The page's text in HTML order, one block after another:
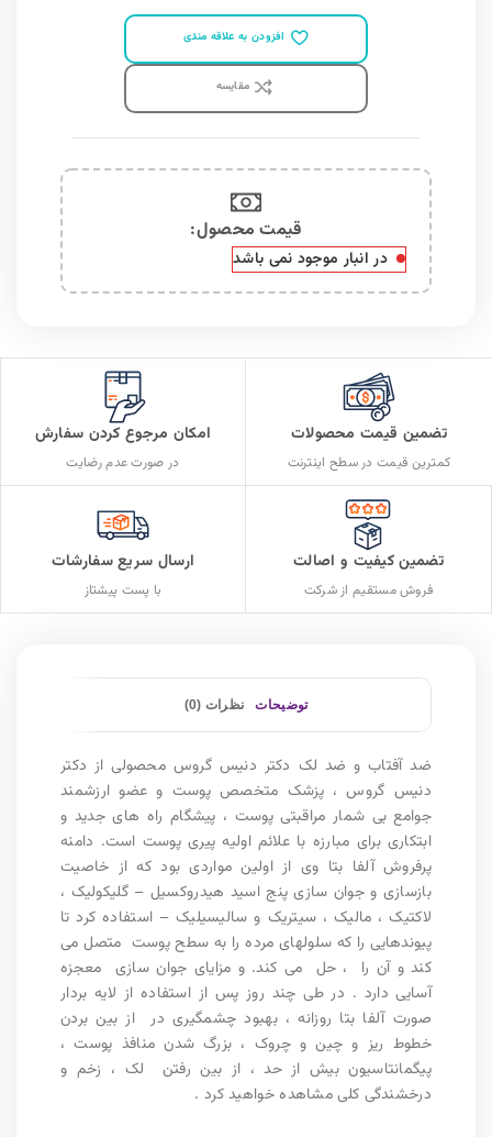
افزودن به علاقه مندی
مقايسه
قیمت محصول:​
در انبار موجود نمی باشد
تضمین قیمت محصولات
کمترین قیمت در سطح اینترنت
امکان مرجوع کردن سفارش
در صورت عدم رضایت
تضمین کیفیت و اصالت
فروش مستقیم از شرکت
ارسال سریع سفارشات
با پست پیشتاز
توضیحات نظرات (0)
ضد آفتاب و ضد لک دکتر دنیس گروس محصولی از دکتر
دنیس گروس ، پزشک متخصص پوست و عضو ارزشمند
جوامع بی شمار مراقبتی پوست ، پیشگام راه های جدید و
ابتکاری برای مبارزه با علائم اولیه پیری پوست است. دامنه
پرفروش آلفا بتا وی از اولین مواردی بود که از خاصیت
بازسازی و جوان سازی پنج اسید هیدروکسیل – گلیکولیک ،
لاکتیک ، مالیک ، سیتریک و سالیسیلیک – استفاده کرد تا
پیوندهایی را که سلولهای مرده را به سطح پوست متصل می
کند و آن را ، حل می کند. و مزایای جوان سازی معجزه
آسایی دارد . در طی چند روز پس از استفاده از لایه بردار
صورت آلفا بتا روزانه ، بهبود چشمگیری در از بین بردن
خطوط ریز و چین و چروک ، بزرگ شدن منافذ پوست ،
پیگمانتاسیون بیش از حد ، از بین رفتن لک ، زخم و
درخشندگی کلی مشاهده خواهید کرد .